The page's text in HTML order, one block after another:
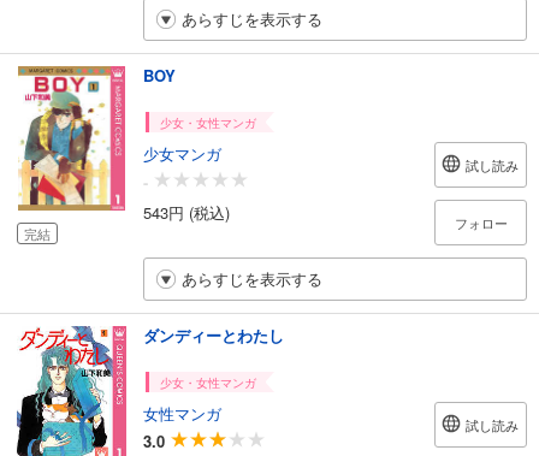
あらすじを表示する
完結
BOY
少女・女性マンガ
少女マンガ
-
543円 (税込)
試し読み
フォロー
あらすじを表示する
ダンディーとわたし
少女・女性マンガ
女性マンガ
3.0
試し読み